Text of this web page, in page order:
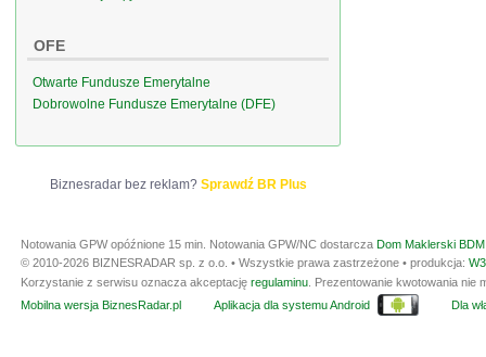
OFE
Otwarte Fundusze Emerytalne
Dobrowolne Fundusze Emerytalne (DFE)
Biznesradar bez reklam? Sprawdź BR Plus
Notowania GPW opóźnione 15 min. Notowania GPW/NC dostarcza Dom Maklerski
© 2010-2026 BIZNESRADAR sp. z o.o. • Wszystkie prawa zastrzeżone • produkcja:
Korzystanie z serwisu oznacza akceptację regulaminu . Prezentowanie kwotowania
Mobilna wersja BiznesRadar.pl
Aplikacja dla systemu Android Dla